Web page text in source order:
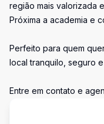
região mais valorizada
Próxima a academia e
Perfeito para quem
local tranquilo, seguro
Entre em contato e